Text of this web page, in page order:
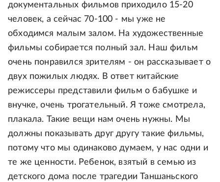
документальных фильмов приходило 15-20
человек, а сейчас 70-100 - мы уже не
обходимся малым залом. На художественные
фильмы собирается полный зал. Наш фильм
очень понравился зрителям - он рассказывает о
двух пожилых людях. В ответ китайские
режиссеры представили фильм о бабушке и
внучке, очень трогательный. Я тоже смотрела,
плакала. Такие вещи нам очень нужны. Мы
должны показывать друг другу такие фильмы,
потому что мы одинаково думаем, у нас одни и
те же ценности. Ребенок, взятый в семью из
детского дома после трагедии Таншаньского